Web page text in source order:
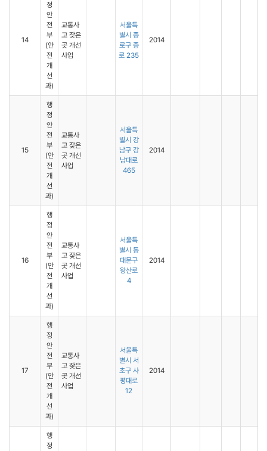
14
정
안
전
부
(안
전
개
선
과)
교통사
고 잦은
곳 개선
사업
서울특
별시 종
로구 종
로 235
2014
15
행
정
안
전
부
(안
전
개
선
과)
교통사
고 잦은
곳 개선
사업
서울특
별시 강
남구 강
남대로
465
2014
16
행
정
안
전
부
(안
전
개
선
과)
교통사
고 잦은
곳 개선
사업
서울특
별시 동
대문구
왕산로
4
2014
17
행
정
안
전
부
(안
전
개
선
과)
교통사
고 잦은
곳 개선
사업
서울특
별시 서
초구 사
평대로
12
2014
행
정